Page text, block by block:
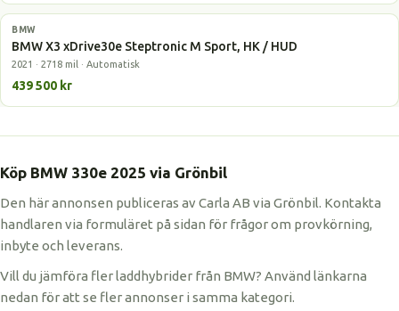
Laddhybrid
BMW
BMW X3 xDrive30e Steptronic M Sport, HK / HUD
2021 · 2718 mil · Automatisk
439 500 kr
Köp BMW 330e 2025 via Grönbil
Den här annonsen publiceras av Carla AB via Grönbil. Kontakta
handlaren via formuläret på sidan för frågor om provkörning,
inbyte och leverans.
Vill du jämföra fler laddhybrider från BMW? Använd länkarna
nedan för att se fler annonser i samma kategori.